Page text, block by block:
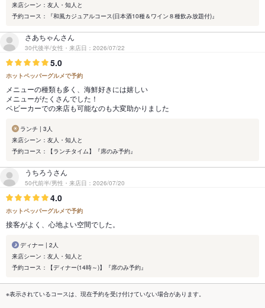
来店シーン：友人・知人と
予約コース：『和風カジュアルコース(日本酒10種＆ワイン８種飲み放題付)』
さあちゃんさん
30代後半/女性・来店日：2026/07/22
5.0
ホットペッパーグルメで予約
メニューの種類も多く、海鮮好きには嬉しい
メニューがたくさんでした！
ベビーカーでの来店も可能なのも大変助かりました
ランチ | 3人
来店シーン：友人・知人と
予約コース：【ランチタイム】『席のみ予約』
うちろうさん
50代前半/男性・来店日：2026/07/20
4.0
ホットペッパーグルメで予約
接客がよく、心地よい空間でした。
ディナー | 2人
来店シーン：友人・知人と
予約コース：【ディナー(14時～)】『席のみ予約』
※表示されているコースは、現在予約を受け付けていない場合があります。